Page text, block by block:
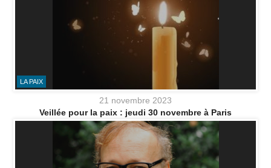
LA PAIX
21 novembre 2023
Veillée pour la paix : jeudi 30 novembre à Paris